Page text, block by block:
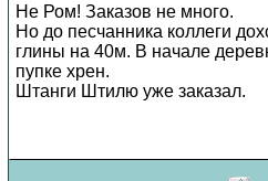
Не Ром! Заказов не много.
Но до песчанника коллеги
глины на 40м. В начале
пупке хрен.
Штанги Штилю уже заказал.